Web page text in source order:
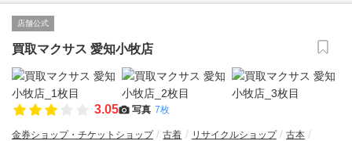
店舗公式
買取マクサス 愛知小牧店
3.05 写真 7枚
金券ショップ・チケットショップ 古着 リサイクルショップ
古本